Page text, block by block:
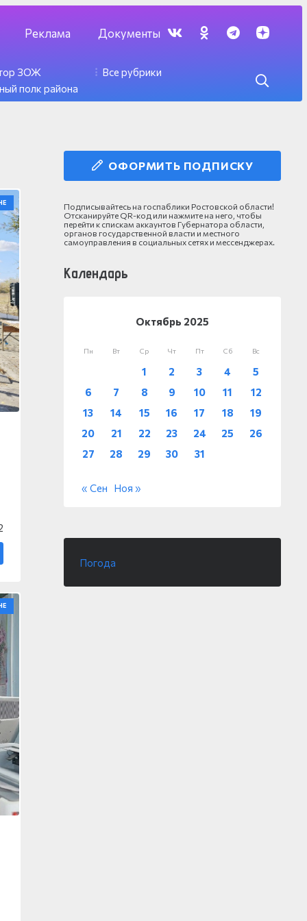
Реклама Документы
ЗОЖ
полк района
Все рубрики
ОФОРМИТЬ ПОДПИСКУ
Подписывайтесь на госпаблики Ростовской области!
Отсканируйте QR-код или нажмите на него, чтобы
перейти к спискам аккаунтов Губернатора области,
органов государственной власти и местного
самоуправления в социальных сетях и мессенджерах.
Календарь
Октябрь 2025
Пн Вт Ср Чт Пт Сб Вс
1 2 3 4
5
6
7 8 9 10 11
12
13
14 15 16 17 18
19
20
21 22 23 24 25
26
27
28 29 30 31
« Сен Ноя »
Погода